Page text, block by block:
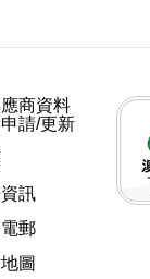
應商資料
請/更新
訊
郵
圖